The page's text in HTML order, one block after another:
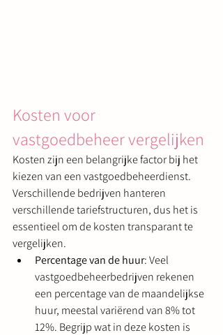
Kosten voor
vastgoedbeheer vergelijken
Kosten zijn een belangrijke factor bij het
kiezen van een vastgoedbeheerdienst.
Verschillende bedrijven hanteren
verschillende tariefstructuren, dus het is
essentieel om de kosten transparant te
vergelijken.
Percentage van de huur: Veel
vastgoedbeheerbedrijven rekenen
een percentage van de maandelijkse
huur, meestal variërend van 8% tot
12%. Begrijp wat in deze kosten is